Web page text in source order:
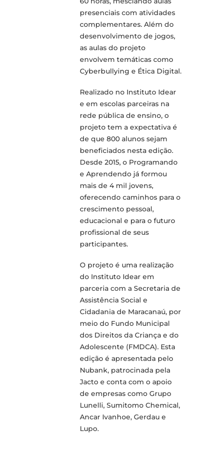
presenciais com atividades
complementares. Além do
desenvolvimento de jogos,
as aulas do projeto
envolvem temáticas como
Cyberbullying e Ética Digital.
Realizado no Instituto Idear
e em escolas parceiras na
rede pública de ensino, o
projeto tem a expectativa é
de que 800 alunos sejam
beneficiados nesta edição.
Desde 2015, o Programando
e Aprendendo já formou
mais de 4 mil jovens,
oferecendo caminhos para o
crescimento pessoal,
educacional e para o futuro
profissional de seus
participantes.
O projeto é uma realização
do Instituto Idear em
parceria com a Secretaria de
Assistência Social e
Cidadania de Maracanaú, por
meio do Fundo Municipal
dos Direitos da Criança e do
Adolescente (FMDCA). Esta
edição é apresentada pelo
Nubank, patrocinada pela
Jacto e conta com o apoio
de empresas como Grupo
Lunelli, Sumitomo Chemical,
Ancar Ivanhoe, Gerdau e
Lupo.